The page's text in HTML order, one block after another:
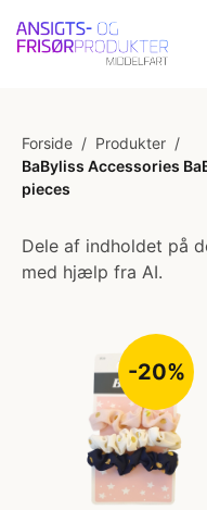
Forside / Produkter /
BaByliss Accessories
pieces
Dele af indholdet på
med hjælp fra AI.
-20%